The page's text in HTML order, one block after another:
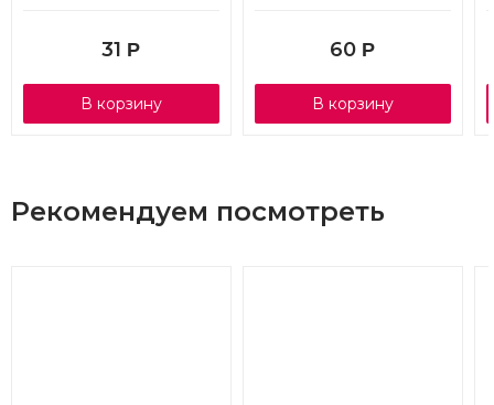
31 Р
В корзину
60 Р
В корзину
Рекомендуем посмотреть